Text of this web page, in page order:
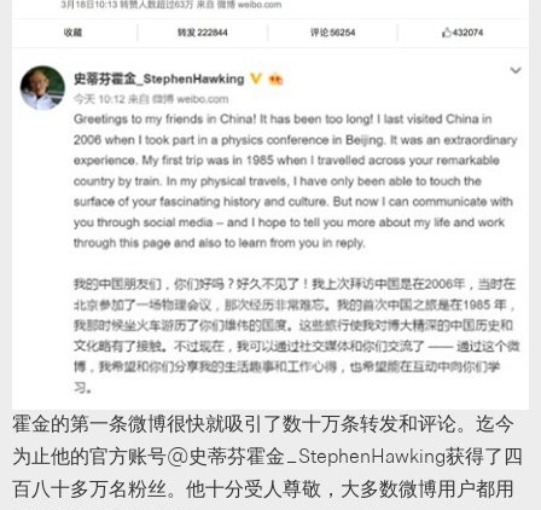
霍金的第一条微博很快就吸引了数十万条转发和评论。迄今
为止他的官方账号@史蒂芬霍金_StephenHawking获得了四
百八十多万名粉丝。他十分受人尊敬，大多数微博用户都用